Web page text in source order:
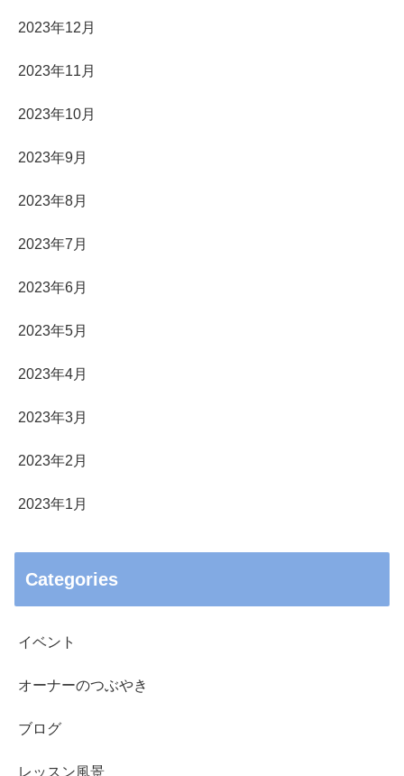
2023年12月
2023年11月
2023年10月
2023年9月
2023年8月
2023年7月
2023年6月
2023年5月
2023年4月
2023年3月
2023年2月
2023年1月
Categories
イベント
オーナーのつぶやき
ブログ
レッスン風景